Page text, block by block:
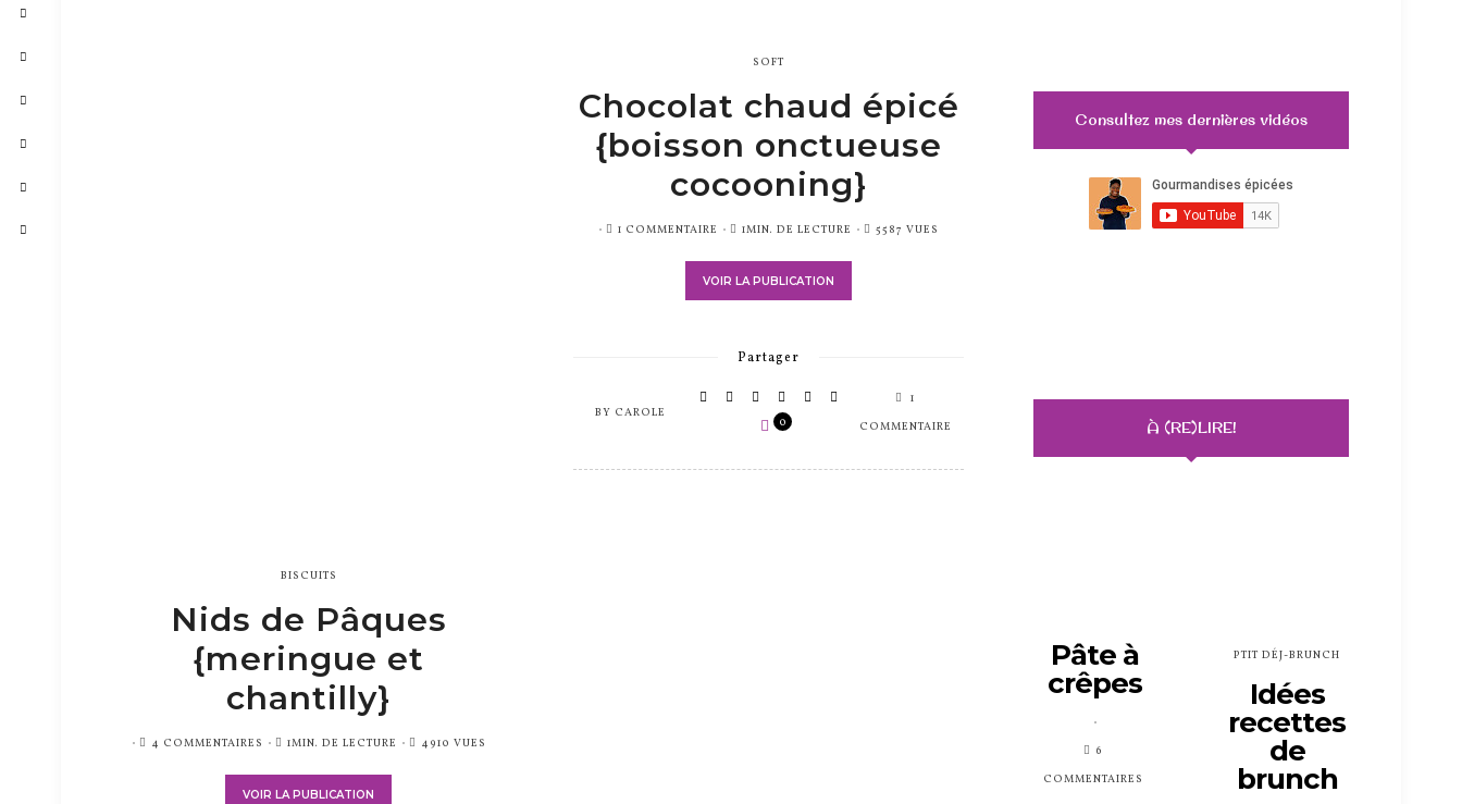
SOFT
Chocolat chaud épicé
{boisson onctueuse
cocooning}
PUBLIÉ1 COMMENTAIRE 1MIN. DE LECTURE 5587 VUES
VOIR LA PUBLICATION
Partager
BY CAROLE
0
1
COMMENTAIRE
BISCUITS
Nids de Pâques
{meringue et
chantilly}
PUBLIÉ4 COMMENTAIRES 1MIN. DE LECTURE 4910 VUES
VOIR LA PUBLICATION
Consultez mes dernières vidéos
À (RE)LIRE!
Pâte à
crêpes
PUBLIÉ
SUR
6
COMMENTAIRES
PTIT DÉJ-BRUNCH
Idées
recettes
de
brunch